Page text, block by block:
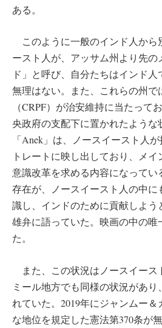
ある。
このように一般のインド人から
ースト人が、アッサム州より先の
ド」と呼び、自分たちはインド
無理はない。また、これらの州で
（CRPF）が治安維持に当たって
央政府の支配下に置かれたような
「Anek」は、ノースイースト人
トレートに映し出しており、メ
意識改革を求める内容になって
存在が、ノースイースト人の中
識し、インドのために貢献しよう
雄弁に語っていた。映画の中の唯
た。
また、この状況はノースイース
ミール地方でも同様の状況があり
れていた。2019年にジャンムー
な地位を規定した憲法第370条が